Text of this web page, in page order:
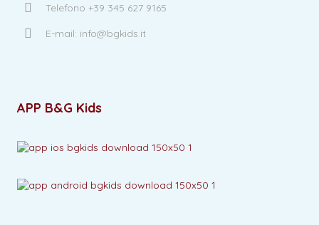
Telefono +39 345 627 9165
E-mail: info@bgkids.it
APP B&G Kids